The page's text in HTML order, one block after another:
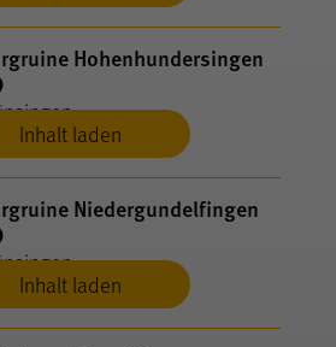
Inhalt laden
Hohenhundersingen
Inhalt laden
Niedergundelfingen